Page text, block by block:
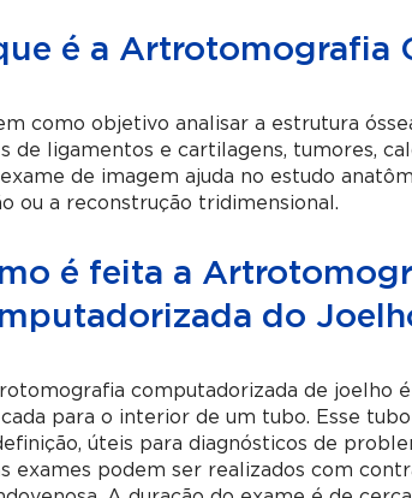
é a Artrotomografia
como objetivo analisar a estrutura
de ligamentos e cartilagens, tumores,
de imagem ajuda no estudo
ou a reconstrução tridimensional.
é feita a
do
computadorizada de joelho
para o interior de um tubo. Esse
úteis para diagnósticos de
exames podem ser realizados com